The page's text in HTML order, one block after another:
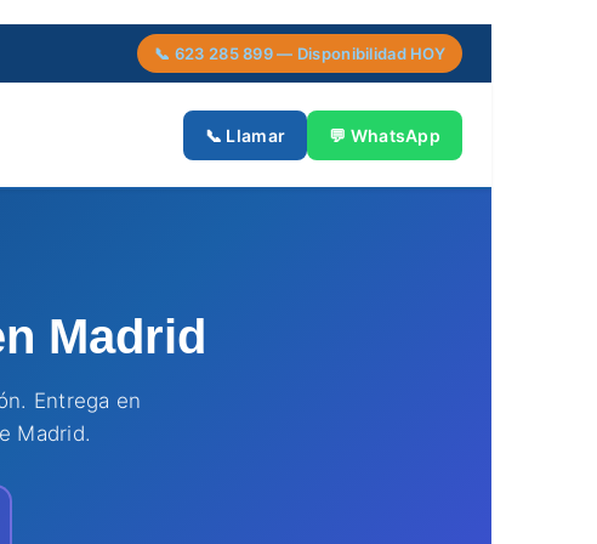
📞 623 285 899 — Disponibilidad HOY
📞 Llamar 💬 WhatsApp
Madrid
Entrega en
Madrid.